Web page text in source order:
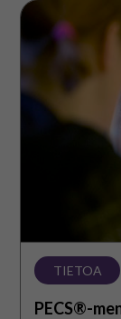
PECS®-
menetelmä
TIETOA
PECS®-